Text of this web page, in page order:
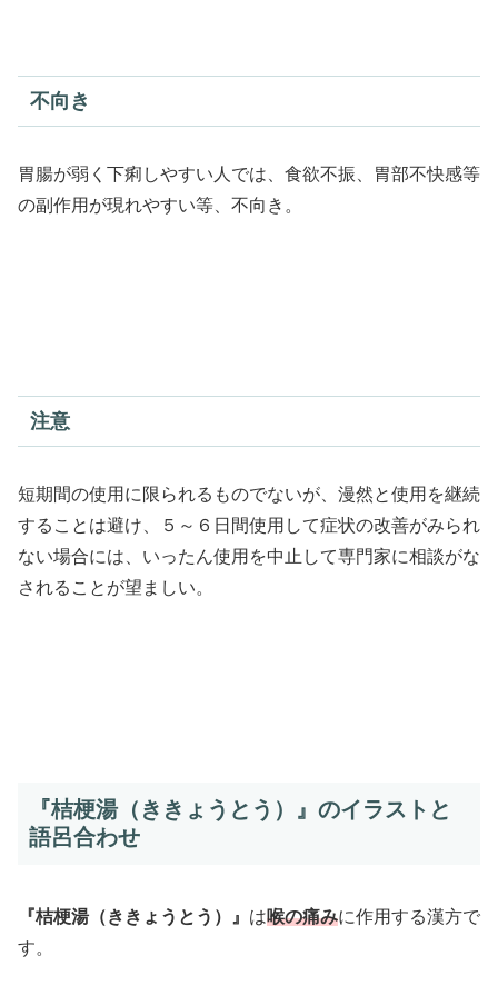
不向き
胃腸が弱く下痢しやすい人では、食欲不振、胃部不快感等
の副作用が現れやすい等、不向き。
注意
短期間の使用に限られるものでないが、漫然と使用を継続
することは避け、５～６日間使用して症状の改善がみられ
ない場合には、いったん使用を中止して専門家に相談がな
されることが望ましい。
『桔梗湯（ききょうとう）』のイラストと
語呂合わせ
『桔梗湯（ききょうとう）』 は喉の痛みに作用する漢方で
す。